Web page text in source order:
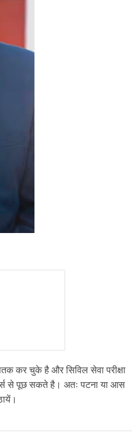
कर चुके है और सिविल सेवा परीक्षा
से पूछ सकते है। अतः पटना या आस